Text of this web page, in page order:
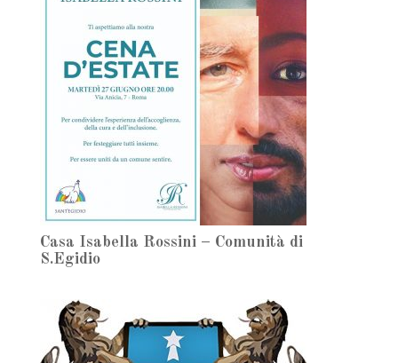
Casa Isabella Rossini – Comunità di
S.Egidio